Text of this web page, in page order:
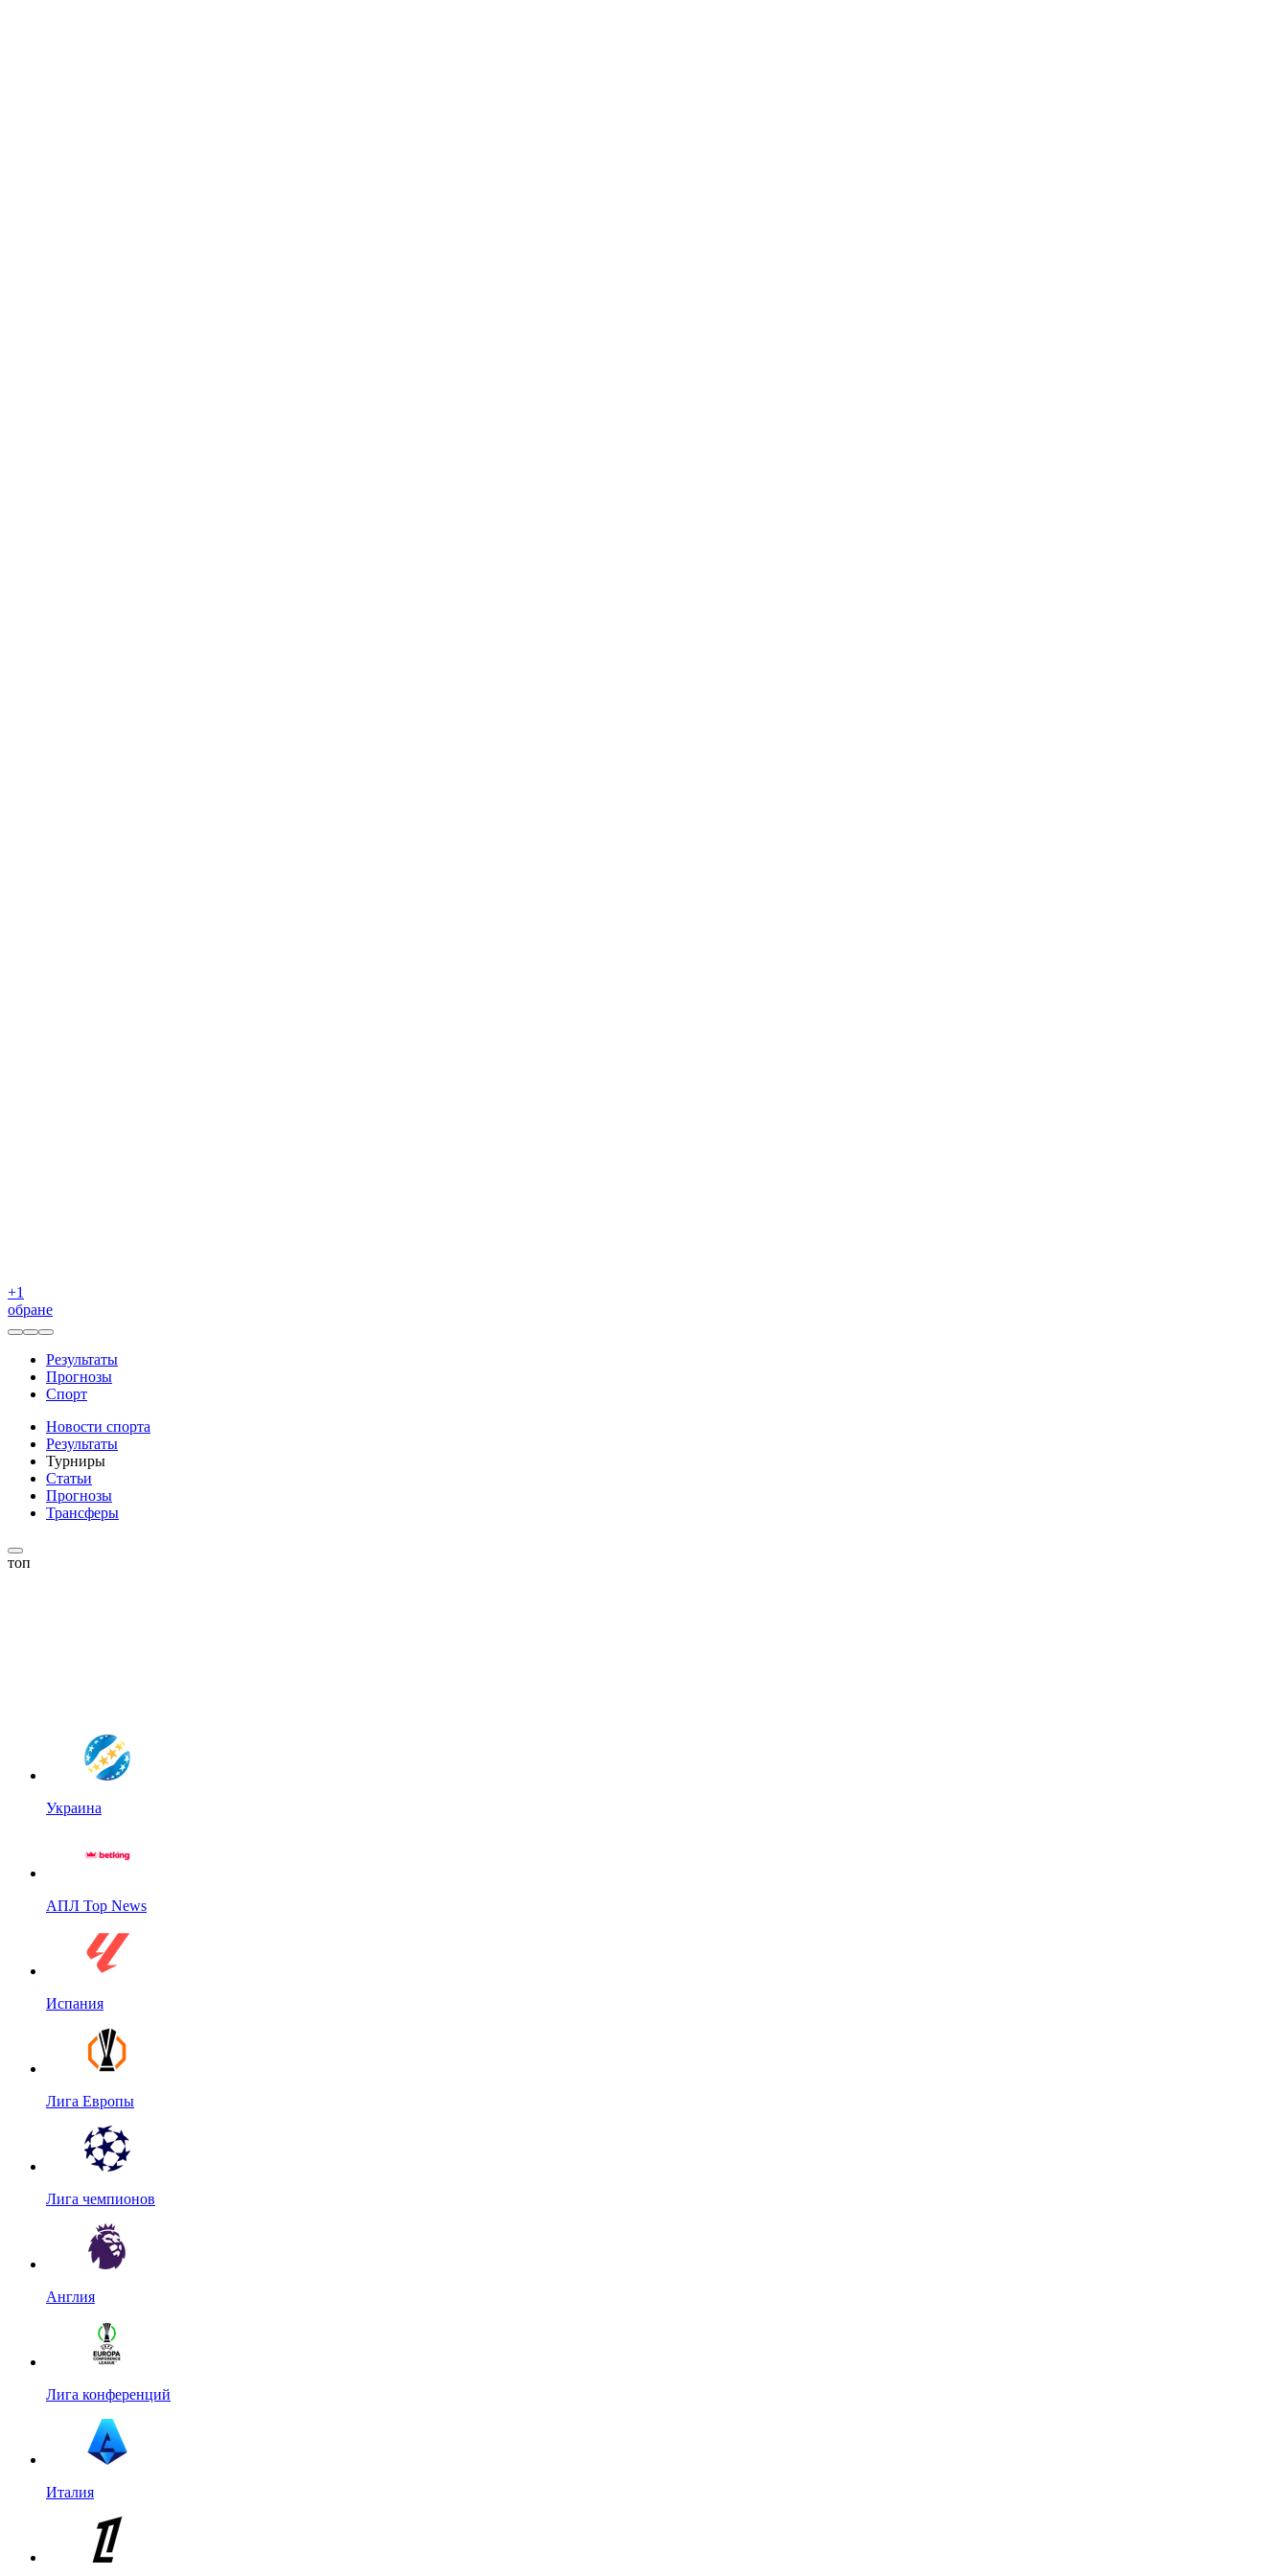
+1
обране
Результаты
Прогнозы
Спорт
Новости спорта
Результаты
Турниры
Статьи
Прогнозы
Трансферы
топ
Украина
АПЛ Top News
Испания
Лига Европы
Лига чемпионов
Англия
Лига конференций
Италия